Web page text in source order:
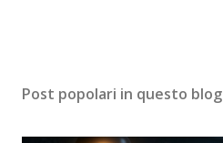
Post popolari in questo blog